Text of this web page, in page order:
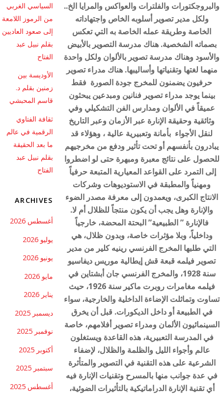
والبروجكتورات والفلترات والعواكس والمرايا الخ..
ولكل مدير تصوير أسلوبه الخاص واجتهاداته
الخاصة وطريقة عمله الخاصة به التي تعكس
بصماته الشخصية. هناك مدرسة التصوير بالأبيض
والأسود وهناك مدرسة تصوير بالألوان ولكل واحدة
منهما لغتها وتقنياتها وأساليبها. هناك مدراء تصوير
حرفيون يضمنون للمخرج جودة الصورة فقط
بينما يوجد مدراء تصوير فنانين ومبدعين يبحثون
عميقاً في الألوان ومدارس الفن التشكيلي وفي
وثائقية وحقيقة الإنارة عبر الأزمان وعبر التاريخ
لنقل الأجواء بأمانة وتعبيرية عالية ، وهؤلاء قد
يبادرون بأنفسهم أو تحت تأثير ودفع من مخرجيهم
للحصول على نتائج معبرة ومبهرة حتى لو اضطروا
إلى التمرد على القواعد المعيارية المتبعة حرفياً
ومهنياً والمطبقة في الاستوديوهات وشركات
الانتاج الكبرى، ويعمدون إلى معرفة مصدر الضوء
والإنارة وهل يجب أن يكون منتجاً للظلال أم لا.
فالإنارة ” الطبيعية” البحتة المحضة، خارجياً
وداخلياً، وبلا مؤثرات خاصة، وبدون ظلال، هي
التي طلبها المخرج الفرنسي رينيه كلير من مدير
تصوير فيلمه قبعة قش إيطالية موريس ديفاسيو
سنة 1928، والمخرج الفرنسي جان أبشتاين في
فيلمه مغامرات روبرت ماكير سنة 1926، حيث
تساوت وتماثلت الإضاءة الداخلية والخارجية، سواء
في الطبيعة أو داخل الديكورات. قبل أن يخرق
السينمائيون الألمان ومدراء تصوير أفلامهم، خاصة
في المدرسة التعبيرية، هذه القاعدة ويستغلون
عالم وأجواء الليل والظلمة والظلال، لإضفاء
الشرعية على هذه التقنية في التصوير والمتأثرة
في عدة جوانب منها بالمسرح وتقنيات الإنارة فيه
أي تقنية الإنارة الدراماتيكية بالتأثيرات الضوئية،
السياسي الغربي
من الرموز اللامعة
إلى صعود العاديين
بقلم نبيل عبد
الفتاح
الأوديسة بين
زمنين بقلم د.
قاسم المحبشي
ثقافة الفتاوي
الرقمية في عالم
ما بعد الحقيقة
بقلم نبيل عبد
الفتاح
ARCHIVES
أغسطس 2026
يوليو 2026
يونيو 2026
مايو 2026
يناير 2026
ديسمبر 2025
نوفمبر 2025
أكتوبر 2025
سبتمبر 2025
أغسطس 2025